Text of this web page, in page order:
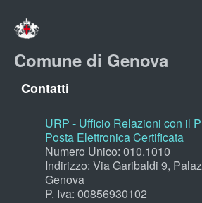
Comune di Genova
Contatti
URP - Ufficio Relazioni con il
Posta Elettronica Certificata
Numero Unico: 010.1010
Indirizzo: Via Garibaldi 9,
Genova
P. Iva: 00856930102